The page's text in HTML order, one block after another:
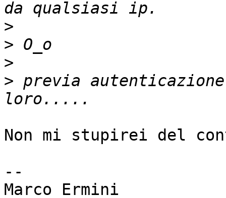
>
>
>
> previa
Non mi stupirei del
--